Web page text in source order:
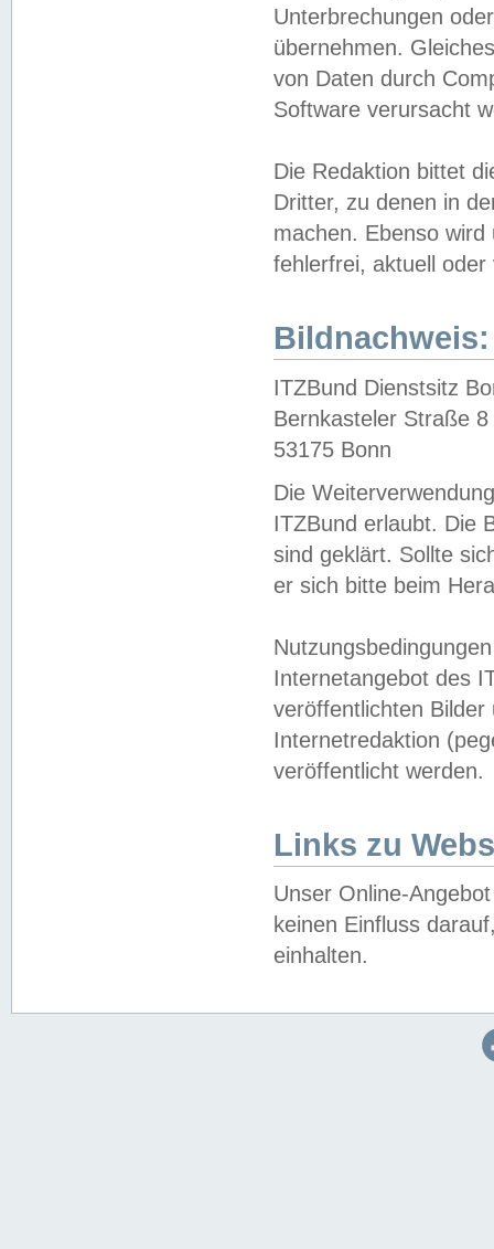
Unterbrechungen
übernehmen.
von Daten durch
Software verursacht
Die Redaktion bittet
Dritter, zu denen in
machen. Ebenso
fehlerfrei, aktuell oder
Bildnachweis:
ITZBund Dienstsitz
Bernkasteler Straße 8
53175 Bonn
Die
ITZBund erlaubt. Die
sind geklärt. Sollte
er sich bitte beim
Internetangebot des
veröffentlichten
Internetredaktion
veröffentlicht werden.
Links zu
Unser Online-
keinen Einfluss
einhalten.